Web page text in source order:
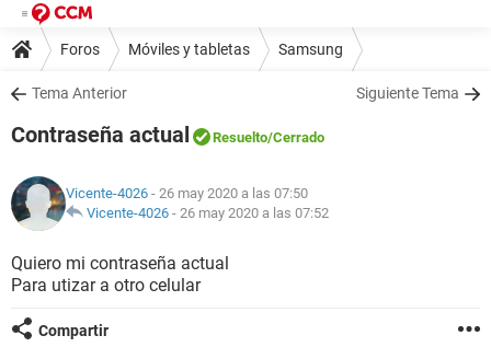
Foros Móviles y tabletas Samsung
Tema Anterior Siguiente Tema
Contraseña actual Resuelto/Cerrado
Vicente-4026 - 26 may 2020 a las 07:50
Vicente-4026 - 26 may 2020 a las 07:52
Quiero mi contraseña actual
Para utizar a otro celular
Compartir